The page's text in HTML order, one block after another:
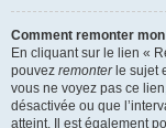
Comment remonter
En cliquant sur le lien «
pouvez remonterle sujet
vous ne voyez pas ce
désactivée ou que
atteint. Il est également